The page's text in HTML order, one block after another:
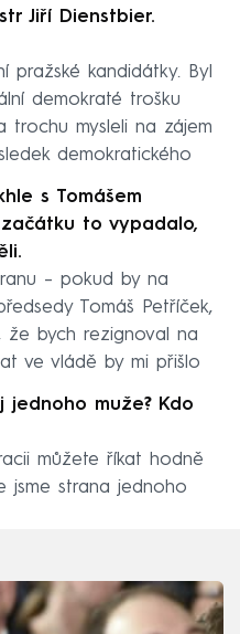
Jiří Dienstbier.
pražské kandidátky. Byl
demokraté trošku
trochu mysleli na zájem
demokratického
s Tomášem
to vypadalo,
– pokud by na
Tomáš Petříček,
že bych rezignoval na
ve vládě by mi přišlo
muže? Kdo
můžete říkat hodně
jsme strana jednoho